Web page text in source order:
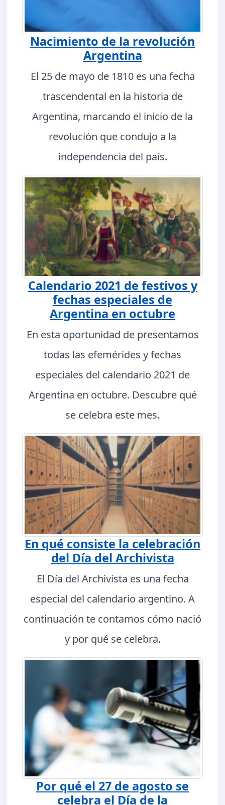
Nacimiento de la revolución
Argentina
El 25 de mayo de 1810 es una fecha
trascendental en la historia de
Argentina, marcando el inicio de la
revolución que condujo a la
independencia del país.
Calendario 2021 de festivos y
fechas especiales de
Argentina en octubre
En esta oportunidad de presentamos
todas las efemérides y fechas
especiales del calendario 2021 de
Argentina en octubre. Descubre qué
se celebra este mes.
En qué consiste la celebración
del Día del Archivista
El Día del Archivista es una fecha
especial del calendario argentino. A
continuación te contamos cómo nació
y por qué se celebra.
Por qué el 27 de agosto se
celebra el Día de la